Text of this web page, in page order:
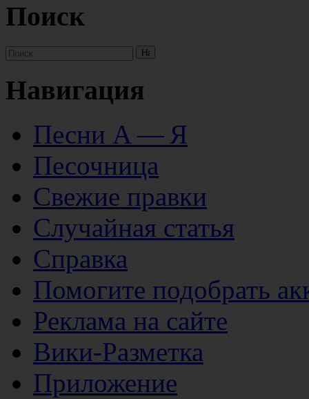
Поиск
Навигация
Песни А — Я
Песочница
Свежие правки
Случайная статья
Справка
Помогите подобрать
Реклама на сайте
Вики-Разметка
Приложение